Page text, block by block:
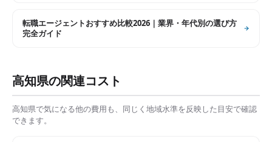
転職エージェントおすすめ比較2026｜業界・年代別の選び方
完全ガイド
高知県の関連コスト
高知県で気になる他の費用も、同じく地域水準を反映した目安で確認
できます。